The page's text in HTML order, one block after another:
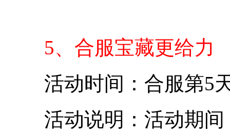
5、 合服宝藏更给力
活动时间：合服第5
活动说明：活动期间